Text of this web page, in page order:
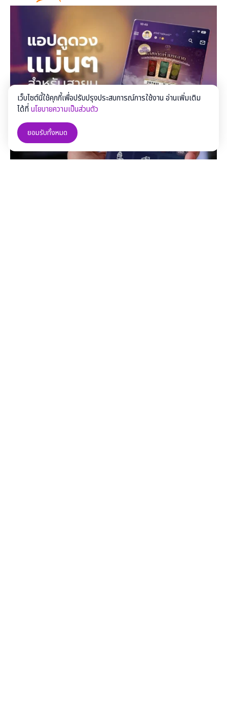
เว็บไซต์นี้ใช้คุกกี้เพื่อปรับปรุงประสบการณ์การใช้งาน อ่านเพิ่มเติม
ได้ที่นโยบายความเป็นส่วนตัว
ยอมรับทั้งหมด